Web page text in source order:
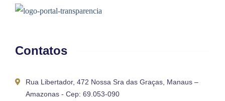
Contatos
Rua Libertador, 472 Nossa Sra das Graças, Manaus –
Amazonas - Cep: 69.053-090